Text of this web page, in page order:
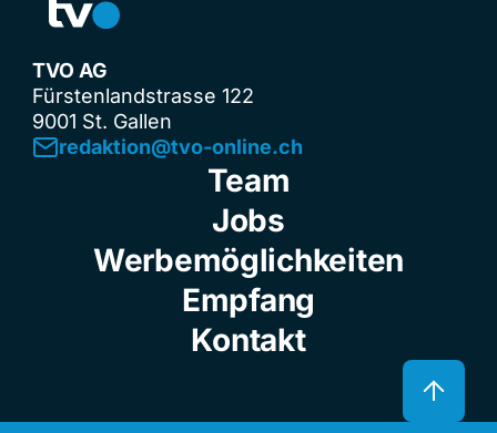
TVO AG
Fürstenlandstrasse 122
9001 St. Gallen
redaktion@tvo-online.ch
Team
Jobs
Werbemöglichkeiten
Empfang
Kontakt